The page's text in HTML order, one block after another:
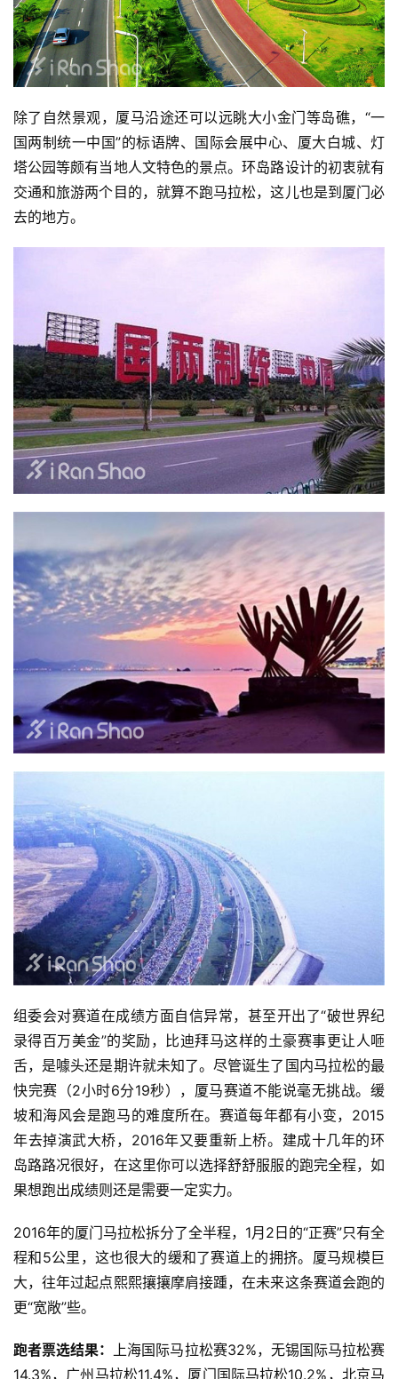
除了自然景观，厦马沿途还可以远眺大小金门等岛礁，“一
国两制统一中国”的标语牌、国际会展中心、厦大白城、灯
塔公园等颇有当地人文特色的景点。环岛路设计的初衷就有
交通和旅游两个目的，就算不跑马拉松，这儿也是到厦门必
去的地方。
组委会对赛道在成绩方面自信异常，甚至开出了“破世界纪
录得百万美金”的奖励，比迪拜马这样的土豪赛事更让人咂
舌，是噱头还是期许就未知了。尽管诞生了国内马拉松的最
快完赛（2小时6分19秒），厦马赛道不能说毫无挑战。缓
坡和海风会是跑马的难度所在。赛道每年都有小变，2015
年去掉演武大桥，2016年又要重新上桥。建成十几年的环
岛路路况很好，在这里你可以选择舒舒服服的跑完全程，如
果想跑出成绩则还是需要一定实力。
2016年的厦门马拉松拆分了全半程，1月2日的“正赛”只有全
程和5公里，这也很大的缓和了赛道上的拥挤。厦马规模巨
大，往年过起点熙熙攘攘摩肩接踵，在未来这条赛道会跑的
更“宽敞”些。
跑者票选结果： 上海国际马拉松赛32%，无锡国际马拉松赛
14.3%，广州马拉松11.4%，厦门国际马拉松10.2%，北京马